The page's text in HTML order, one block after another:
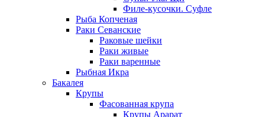
Филе-кусочки. Суфле
Рыба Копченая
Раки Севанские
Раковые шейки
Раки живые
Раки варенные
Рыбная Икра
Бакалея
Крупы
Фасованная крупа
Крупы Арарат